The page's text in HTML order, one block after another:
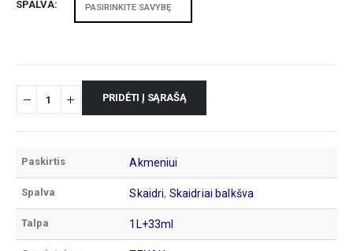
SPALVA
PRIDĖTI Į SĄRAŠĄ
Paskirtis Akmeniui
Spalva Skaidri, Skaidriai balkšva
Talpa 1L+33ml